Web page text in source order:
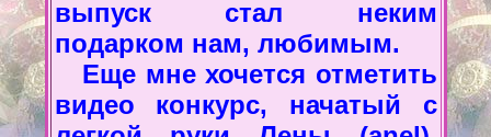
выпуск стал неким
подарком нам, любимым.
Еще мне хочется отметить
видео конкурс, начатый с